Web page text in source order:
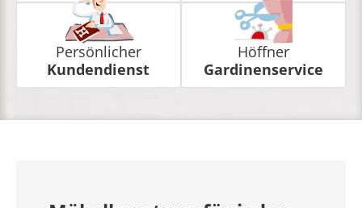
Persönlicher
Kundendienst
Höffner
Gardinenservice